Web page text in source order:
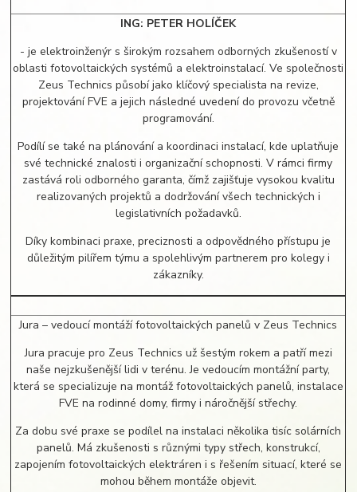
ING: PETER HOLÍČEK
- je elektroinženýr s širokým rozsahem odborných zkušeností v
oblasti fotovoltaických systémů a elektroinstalací. Ve společnosti
Zeus Technics působí jako klíčový specialista na revize,
projektování FVE a jejich následné uvedení do provozu včetně
programování.
Podílí se také na plánování a koordinaci instalací, kde uplatňuje
své technické znalosti i organizační schopnosti. V rámci firmy
zastává roli odborného garanta, čímž zajišťuje vysokou kvalitu
realizovaných projektů a dodržování všech technických i
legislativních požadavků.
Díky kombinaci praxe, preciznosti a odpovědného přístupu je
důležitým pilířem týmu a spolehlivým partnerem pro kolegy i
zákazníky.
Jura – vedoucí montáží fotovoltaických panelů v Zeus Technics
Jura pracuje pro Zeus Technics už šestým rokem a patří mezi
naše nejzkušenější lidi v terénu. Je vedoucím montážní party,
která se specializuje na montáž fotovoltaických panelů, instalace
FVE na rodinné domy, firmy i náročnější střechy.
Za dobu své praxe se podílel na instalaci několika tisíc solárních
panelů. Má zkušenosti s různými typy střech, konstrukcí,
zapojením fotovoltaických elektráren i s řešením situací, které se
mohou během montáže objevit.